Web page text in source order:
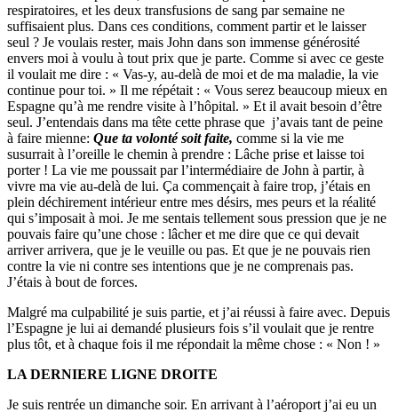
respiratoires, et les deux transfusions de sang par semaine ne
suffisaient plus. Dans ces conditions, comment partir et le laisser
seul ? Je voulais rester, mais John dans son immense générosité
envers moi à voulu à tout prix que je parte. Comme si avec ce geste
il voulait me dire : « Vas-y, au-delà de moi et de ma maladie, la vie
continue pour toi. » Il me répétait : « Vous serez beaucoup mieux en
Espagne qu’à me rendre visite à l’hôpital. » Et il avait besoin d’être
seul. J’entendais dans ma tête cette phrase que j’avais tant de peine
à faire mienne: Que ta volonté soit faite, comme si la vie me
susurrait à l’oreille le chemin à prendre : Lâche prise et laisse toi
porter ! La vie me poussait par l’intermédiaire de John à partir, à
vivre ma vie au-delà de lui. Ça commençait à faire trop, j’étais en
plein déchirement intérieur entre mes désirs, mes peurs et la réalité
qui s’imposait à moi. Je me sentais tellement sous pression que je ne
pouvais faire qu’une chose : lâcher et me dire que ce qui devait
arriver arrivera, que je le veuille ou pas. Et que je ne pouvais rien
contre la vie ni contre ses intentions que je ne comprenais pas.
J’étais à bout de forces.
Malgré ma culpabilité je suis partie, et j’ai réussi à faire avec. Depuis
l’Espagne je lui ai demandé plusieurs fois s’il voulait que je rentre
plus tôt, et à chaque fois il me répondait la même chose : « Non ! »
LA DERNIERE LIGNE DROITE
Je suis rentrée un dimanche soir. En arrivant à l’aéroport j’ai eu un